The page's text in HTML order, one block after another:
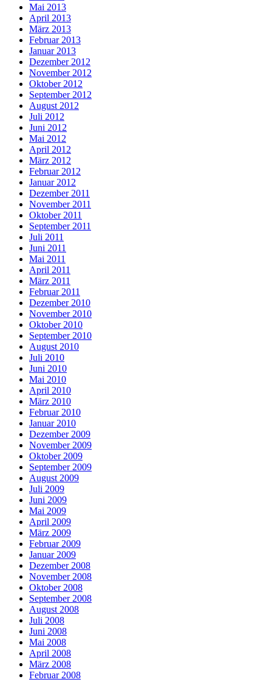
Mai 2013
April 2013
März 2013
Februar 2013
Januar 2013
Dezember 2012
November 2012
Oktober 2012
September 2012
August 2012
Juli 2012
Juni 2012
Mai 2012
April 2012
März 2012
Februar 2012
Januar 2012
Dezember 2011
November 2011
Oktober 2011
September 2011
Juli 2011
Juni 2011
Mai 2011
April 2011
März 2011
Februar 2011
Dezember 2010
November 2010
Oktober 2010
September 2010
August 2010
Juli 2010
Juni 2010
Mai 2010
April 2010
März 2010
Februar 2010
Januar 2010
Dezember 2009
November 2009
Oktober 2009
September 2009
August 2009
Juli 2009
Juni 2009
Mai 2009
April 2009
März 2009
Februar 2009
Januar 2009
Dezember 2008
November 2008
Oktober 2008
September 2008
August 2008
Juli 2008
Juni 2008
Mai 2008
April 2008
März 2008
Februar 2008